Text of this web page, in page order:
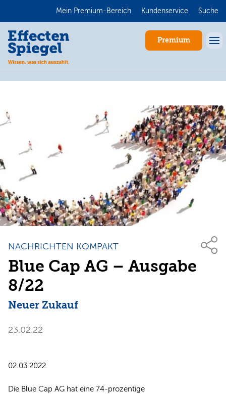
Mein Premium-Bereich Kundenservice Suche
Premium
NACHRICHTEN KOMPAKT
Blue Cap AG – Ausgabe
8/22
Neuer Zukauf
23.02.22
02.03.2022
Die Blue Cap AG hat eine 74-prozentige